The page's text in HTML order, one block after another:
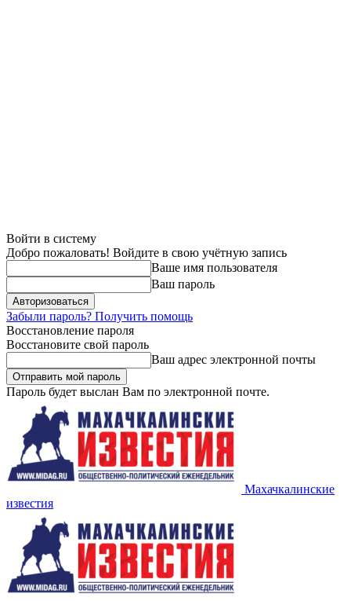
Войти в систему
Добро пожаловать! Войдите в свою учётную запись
Ваше имя пользователя
Ваш пароль
Забыли пароль? Получить помощь
Восстановление пароля
Восстановите свой пароль
Ваш адрес электронной почты
Пароль будет выслан Вам по электронной почте.
Махачкалинские
известия